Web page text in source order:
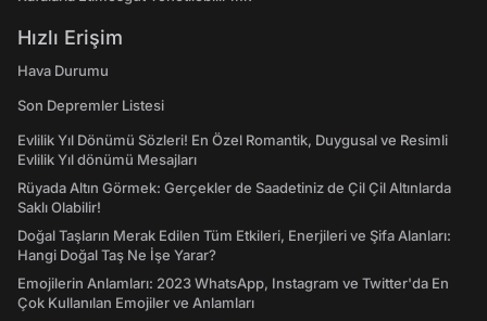
Hızlı Erişim
Hava Durumu
Son Depremler Listesi
Evlilik Yıl Dönümü Sözleri! En Özel Romantik, Duygusal ve Resimli
Evlilik Yıl dönümü Mesajları
Rüyada Altın Görmek: Gerçekler de Saadetiniz de Çil Çil Altınlarda
Saklı Olabilir!
Doğal Taşların Merak Edilen Tüm Etkileri, Enerjileri ve Şifa Alanları:
Hangi Doğal Taş Ne İşe Yarar?
Emojilerin Anlamları: 2023 WhatsApp, Instagram ve Twitter'da En
Çok Kullanılan Emojiler ve Anlamları